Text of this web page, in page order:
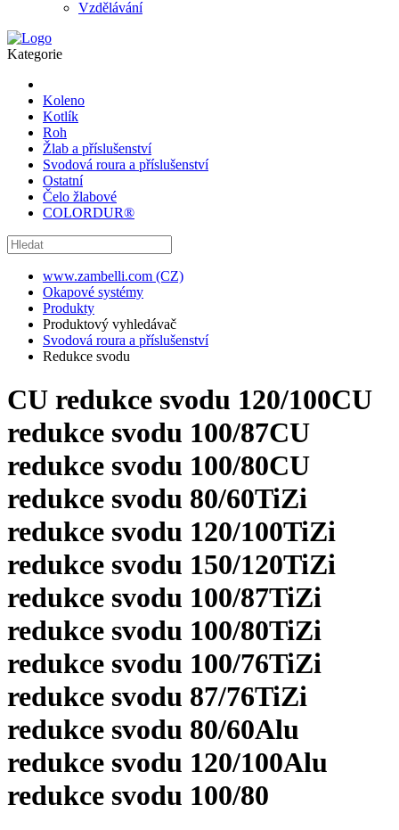
Vzdělávání
Kategorie
Koleno
Kotlík
Roh
Žlab a příslušenství
Svodová roura a příslušenství
Ostatní
Čelo žlabové
COLORDUR®
www.zambelli.com (CZ)
Okapové systémy
Produkty
Produktový vyhledávač
Svodová roura a příslušenství
Redukce svodu
CU redukce svodu 120/100CU
redukce svodu 100/87CU
redukce svodu 100/80CU
redukce svodu 80/60TiZi
redukce svodu 120/100TiZi
redukce svodu 150/120TiZi
redukce svodu 100/87TiZi
redukce svodu 100/80TiZi
redukce svodu 100/76TiZi
redukce svodu 87/76TiZi
redukce svodu 80/60Alu
redukce svodu 120/100Alu
redukce svodu 100/80